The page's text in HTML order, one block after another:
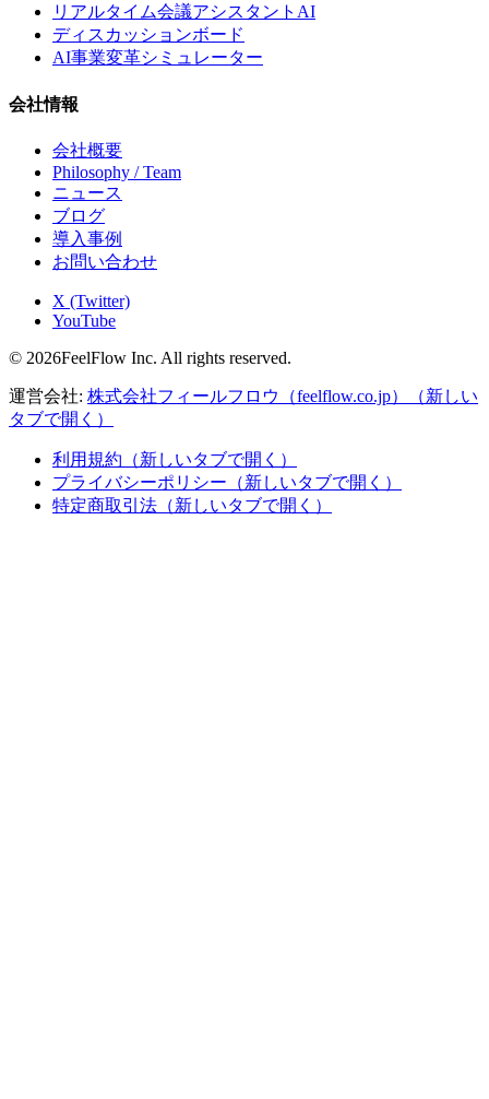
リアルタイム会議アシスタントAI
ディスカッションボード
AI事業変革シミュレーター
会社情報
会社概要
Philosophy / Team
ニュース
ブログ
導入事例
お問い合わせ
X (Twitter)
YouTube
© 2026FeelFlow Inc. All rights reserved.
運営会社: 株式会社フィールフロウ（feelflow.co.jp）
（新しい
タブで開く）
利用規約 （新しいタブで開く）
プライバシーポリシー （新しいタブで開く）
特定商取引法 （新しいタブで開く）